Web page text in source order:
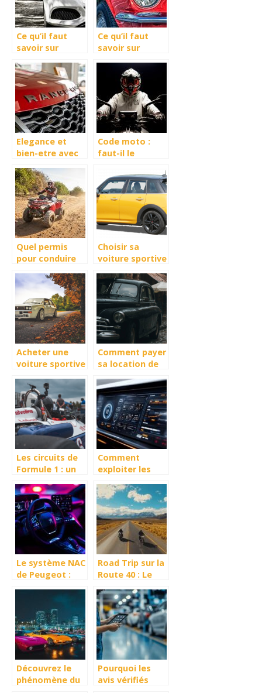
Ce qu’il faut
savoir sur
auto pour
voitures
hybrides
Ce qu’il faut
savoir sur
auto pour
voiture
electrique
Elegance et
bien-etre avec
Range Rover
Velar Auric
Edition
Code moto :
faut-il le
en ayant un
code voiture ?
Quel permis
pour conduire
Choisir sa
voiture sportive
critères se
baser ?
Acheter une
voiture sportive
savoir ?
Comment payer
sa location de
chere ?
Les circuits de
Formule 1 : un
pilotes
Comment
exploiter les
portail pour
choisir le bon
service
Le système NAC
de Peugeot :
vous devez
savoir des
innovations
apportées au fil
des générations
Road Trip sur la
Route 40 : Le
pour explorer
les parcs
nationaux
Découvrez le
phénomène du
Pourquoi les
avis vérifiés